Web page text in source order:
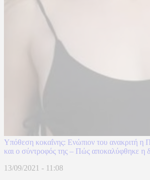
Υπόθεση κοκαΐνης: Ενώπιον του ανακριτή η
και ο σύντροφός της – Πώς αποκαλύφθηκε η
13/09/2021 - 11:08